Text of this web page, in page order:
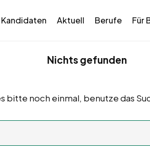
Kandidaten Aktuell Berufe Für
Nichts gefunden
bitte noch einmal, benutze das